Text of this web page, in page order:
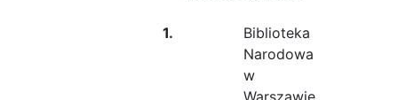
1.
Biblioteka
Narodowa
w
Warszawie